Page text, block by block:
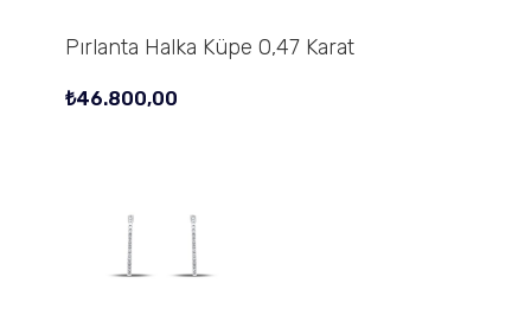
Pırlanta Halka Küpe 0,47 Karat
₺46.800,00